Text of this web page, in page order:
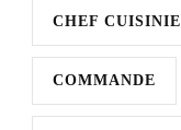
CHEF
COMMANDE